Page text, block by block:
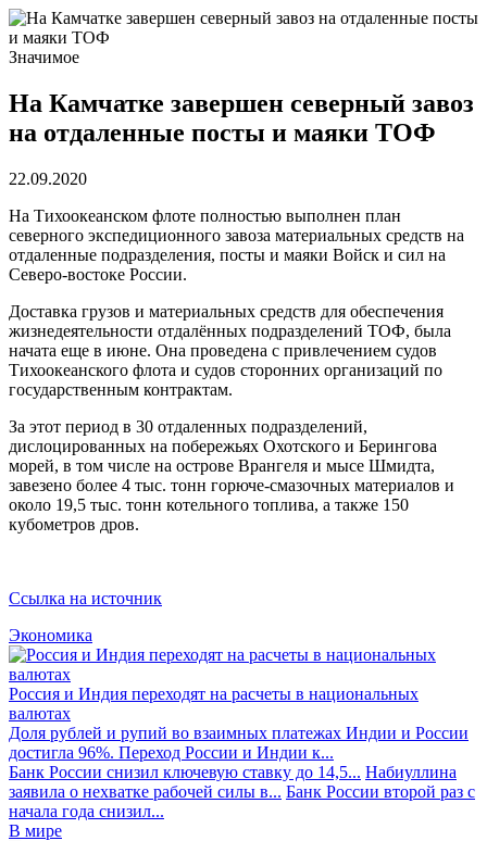
Значимое
На Камчатке завершен северный завоз
на отдаленные посты и маяки ТОФ
22.09.2020
На Тихоокеанском флоте полностью выполнен план
северного экспедиционного завоза материальных средств на
отдаленные подразделения, посты и маяки Войск и сил на
Северо-востоке России.
Доставка грузов и материальных средств для обеспечения
жизнедеятельности отдалённых подразделений ТОФ, была
начата еще в июне. Она проведена с привлечением судов
Тихоокеанского флота и судов сторонних организаций по
государственным контрактам.
За этот период в 30 отдаленных подразделений,
дислоцированных на побережьях Охотского и Берингова
морей, в том числе на острове Врангеля и мысе Шмидта,
завезено более 4 тыс. тонн горюче-смазочных материалов и
около 19,5 тыс. тонн котельного топлива, а также 150
кубометров дров.
Ссылка на источник
Экономика
Россия и Индия переходят на расчеты в национальных
валютах
Доля рублей и рупий во взаимных платежах Индии и России
достигла 96%. Переход России и Индии к...
Банк России снизил ключевую ставку до 14,5... Набиуллина
заявила о нехватке рабочей силы в... Банк России второй раз с
начала года снизил...
В мире